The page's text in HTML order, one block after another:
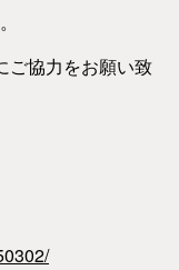
ご協力をお願い致